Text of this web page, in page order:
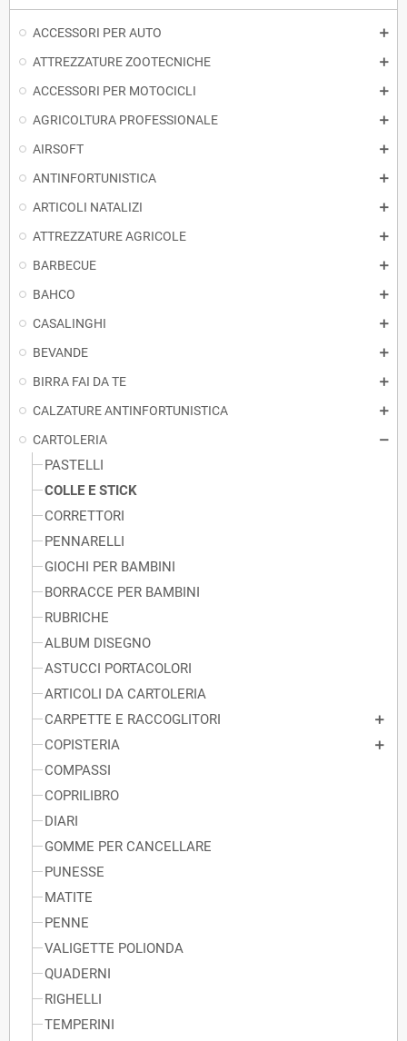
ACCESSORI PER AUTO
ATTREZZATURE ZOOTECNICHE
ACCESSORI PER MOTOCICLI
AGRICOLTURA PROFESSIONALE
AIRSOFT
ANTINFORTUNISTICA
ARTICOLI NATALIZI
ATTREZZATURE AGRICOLE
BARBECUE
BAHCO
CASALINGHI
BEVANDE
BIRRA FAI DA TE
CALZATURE ANTINFORTUNISTICA
CARTOLERIA
PASTELLI
COLLE E STICK
CORRETTORI
PENNARELLI
GIOCHI PER BAMBINI
BORRACCE PER BAMBINI
RUBRICHE
ALBUM DISEGNO
ASTUCCI PORTACOLORI
ARTICOLI DA CARTOLERIA
CARPETTE E RACCOGLITORI
COPISTERIA
COMPASSI
COPRILIBRO
DIARI
GOMME PER CANCELLARE
PUNESSE
MATITE
PENNE
VALIGETTE POLIONDA
QUADERNI
RIGHELLI
TEMPERINI